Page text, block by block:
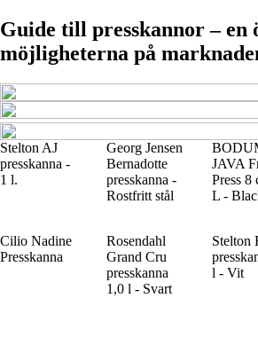
Guide till presskannor – en
möjligheterna på
Stelton AJ
presskanna -
1 l.
Georg Jensen
Bernadotte
presskanna -
Rostfritt stål
JAVA
Press 8
L -
Cilio Nadine
Presskanna
Rosendahl
Grand Cru
presskanna
1,0 l - Svart
Stelton
l - Vit